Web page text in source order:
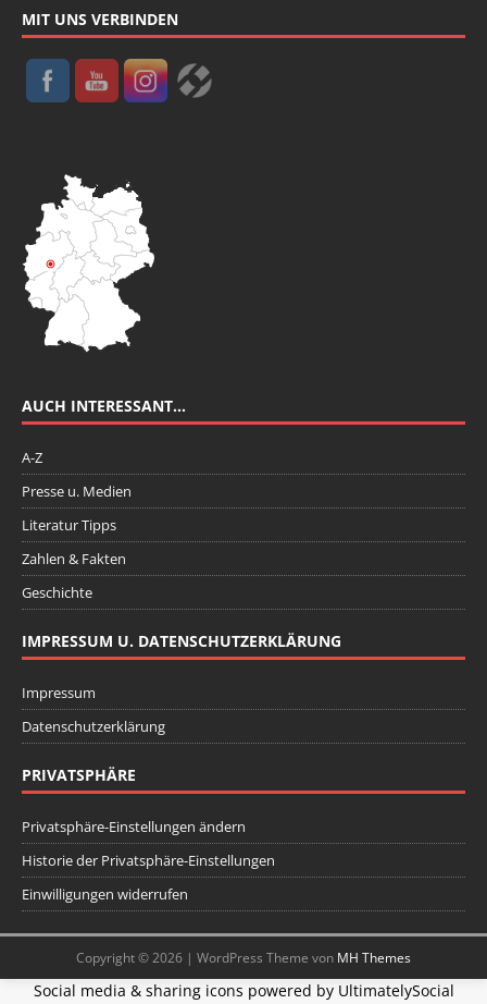
MIT UNS VERBINDEN
AUCH INTERESSANT…
A-Z
Presse u. Medien
Literatur Tipps
Zahlen & Fakten
Geschichte
IMPRESSUM U. DATENSCHUTZERKLÄRUNG
Impressum
Datenschutzerklärung
PRIVATSPHÄRE
Privatsphäre-Einstellungen ändern
Historie der Privatsphäre-Einstellungen
Einwilligungen widerrufen
Copyright © 2026 | WordPress Theme von MH Themes
Social media & sharing icons powered by UltimatelySocial